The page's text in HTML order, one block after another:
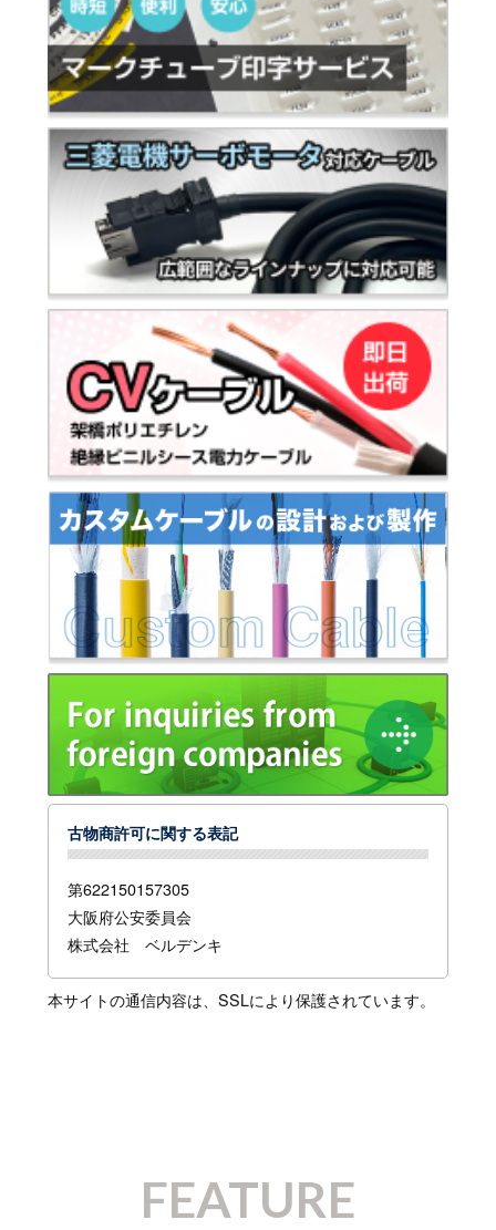
古物商許可に関する表記
第622150157305
大阪府公安委員会
株式会社 ベルデンキ
本サイトの通信内容は、SSLにより保護されています。
FEATURE